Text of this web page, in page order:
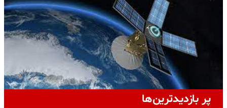
پر بازدیدترین‌ها